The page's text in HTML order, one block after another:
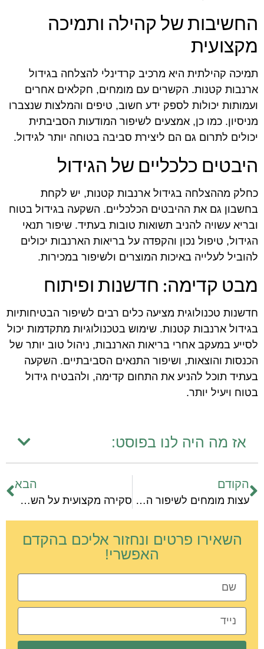
החשיבות של קהילה ותמיכה
מקצועית
תמיכה קהילתית היא מרכיב קרדינלי להצלחה בגידול
ארנבות קטנות. הקשרים עם מומחים, חקלאים אחרים
ועמותות יכולות לספק ידע חשוב, טיפים והמלצות שנצברו
מניסיון. כמו כן, אמצעים לשיפור המודעות הסביבתית
יכולים לתרום גם הם ליצירת סביבה בטוחה יותר לגידול.
היבטים כלכליים של הגידול
כחלק מההצלחה בגידול ארנבות קטנות, יש לקחת
בחשבון גם את ההיבטים הכלכליים. השקעה בגידול בטוח
ובריא עשויה להניב תשואות טובות בעתיד. שיפור תנאי
הגידול, טיפול נכון והקפדה על בריאות הארנבות יכולים
להוביל לעלייה באיכות המוצרים ולשיפור במכירות.
מבט קדימה: חדשנות ופיתוח
חדשנות טכנולוגית מציעה כלים רבים לשיפור הבטיחותיות
בגידול ארנבות קטנות. שימוש בטכנולוגיות מתקדמות יכול
לסייע במעקב אחרי בריאות הארנבות, ניהול טוב יותר של
הכנסות והוצאות, ושיפור התנאים הסביבתיים. השקעה
בעתיד תוכל להניע את התחום קדימה, ולהבטיח גידול
בטוח ויעיל יותר.
אז מה היה לנו בפוסט:
הקודם
עצות מומחים לשיפור האסתטיקה דרך תזונה נכונה
הבא
סקירה מקצועית על השפעת הצמחים האסתטיים באקווריום על חווית הגידול
השאירו פרטים ונחזור אליכם בהקדם
האפשרי!